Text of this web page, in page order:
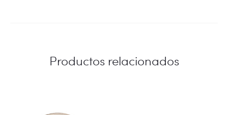
Productos relacionados